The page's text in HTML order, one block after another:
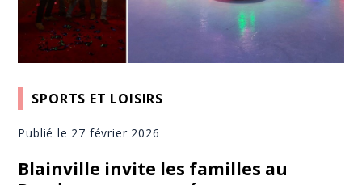
SPORTS ET LOISIRS
Publié le 27 février 2026
Blainville invite les familles au